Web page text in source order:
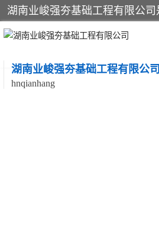
湖南业峻强夯基础工程有限公司
hnqianhang